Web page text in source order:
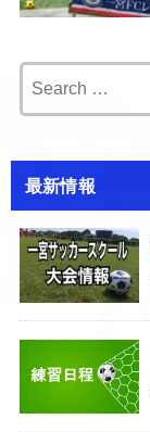
最新情報